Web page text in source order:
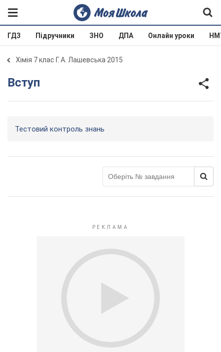
ГДЗ Підручники ЗНО ДПА Онлайн уроки
Хімія 7 клас Г. А. Лашевська 2015
Вступ
Тестовий контроль знань